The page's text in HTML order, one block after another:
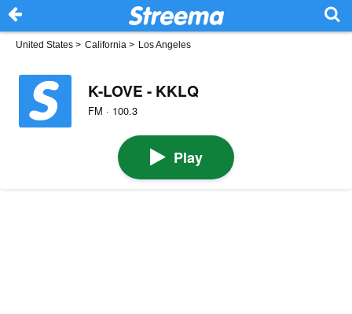
United States > California > Los Angeles
K-LOVE - KKLQ
FM · 100.3
Play